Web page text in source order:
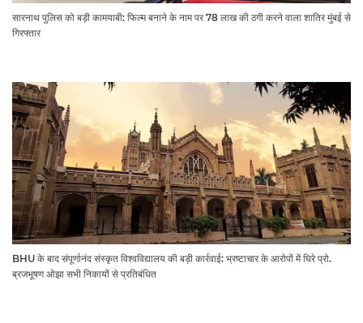
सारनाथ पुलिस को बड़ी कामयाबी: फिल्म बनाने के नाम पर 78 लाख की ठगी करने वाला शातिर मुंबई से
गिरफ्तार
BHU के बाद संपूर्णानंद संस्कृत विश्वविद्यालय की बड़ी कार्रवाई: भ्रष्टाचार के आरोपों में घिरे प्रो.
ब्रजभूषण ओझा सभी निकायों से प्रतिबंधित